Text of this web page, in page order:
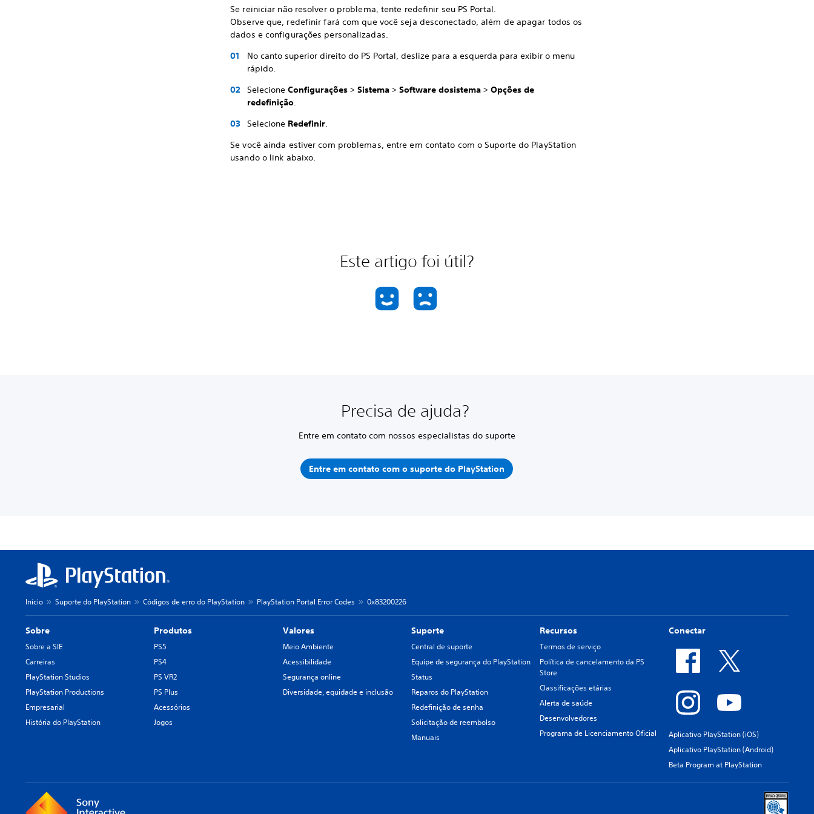
Se reiniciar não resolver o problema, tente redefinir seu PS Portal.
Observe que, redefinir fará com que você seja desconectado, além de apagar todos os
dados e configurações personalizadas.
No canto superior direito do PS Portal, deslize para a esquerda para exibir o menu
rápido.
SelecioneConfigurações>Sistema>Software dosistema >Opções de
redefinição.
Selecione Redefinir.
Se você ainda estiver com problemas, entre em contato com o Suporte do PlayStation
usando o link abaixo.
Este artigo foi útil?
Precisa de ajuda?
Entre em contato com nossos especialistas do suporte
Entre em contato com o suporte do PlayStation
Início Suporte do PlayStation Códigos de erro do PlayStation PlayStation Portal Error Codes 0x83200226
Sobre
Sobre a SIE
Carreiras
PlayStation Studios
PlayStation Productions
Empresarial
História do PlayStation
Produtos
PS5
PS4
PS VR2
PS Plus
Acessórios
Jogos
Valores
Meio Ambiente
Acessibilidade
Segurança online
Diversidade, equidade e inclusão
Suporte
Central de suporte
Equipe de segurança do PlayStation
Status
Reparos do PlayStation
Redefinição de senha
Solicitação de reembolso
Manuais
Recursos
Termos de serviço
Política de cancelamento da PS
Store
Classificações etárias
Alerta de saúde
Desenvolvedores
Programa de Licenciamento Oficial
Conectar
Aplicativo PlayStation (iOS)
Aplicativo PlayStation (Android)
Beta Program at PlayStation